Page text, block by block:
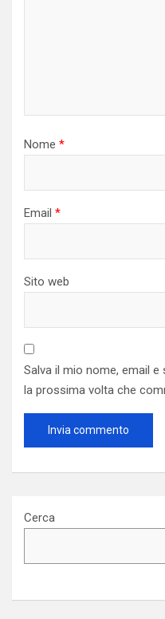
Nome *
Email *
Sito web
Salva il mio nome, email
la prossima volta che
Cerca